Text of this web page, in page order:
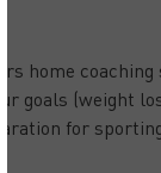
home coaching
goals (weight
for sporting